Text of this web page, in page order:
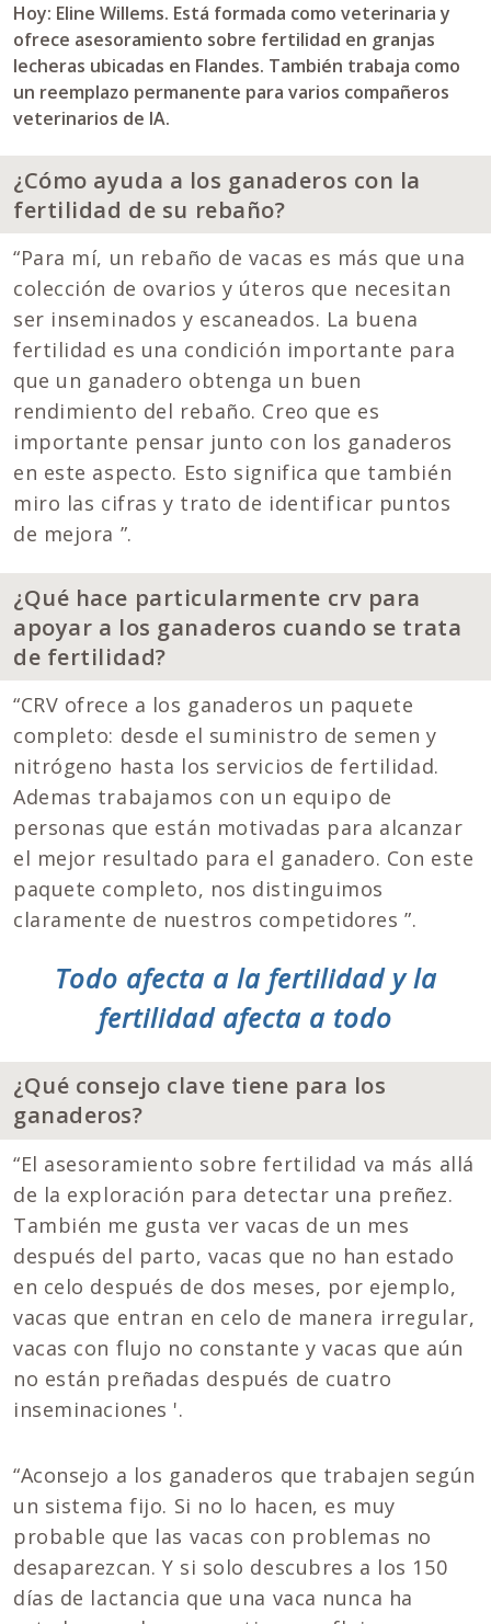
Hoy: Eline Willems. Está formada como veterinaria y
ofrece asesoramiento sobre fertilidad en granjas
lecheras ubicadas en Flandes. También trabaja como
un reemplazo permanente para varios compañeros
veterinarios de IA.
¿Cómo ayuda a los ganaderos con la
fertilidad de su rebaño?
“Para mí, un rebaño de vacas es más que una
colección de ovarios y úteros que necesitan
ser inseminados y escaneados. La buena
fertilidad es una condición importante para
que un ganadero obtenga un buen
rendimiento del rebaño. Creo que es
importante pensar junto con los ganaderos
en este aspecto. Esto significa que también
miro las cifras y trato de identificar puntos
de mejora ”.
¿Qué hace particularmente crv para
apoyar a los ganaderos cuando se trata
de fertilidad?
“CRV ofrece a los ganaderos un paquete
completo: desde el suministro de semen y
nitrógeno hasta los servicios de fertilidad.
Ademas trabajamos con un equipo de
personas que están motivadas para alcanzar
el mejor resultado para el ganadero. Con este
paquete completo, nos distinguimos
claramente de nuestros competidores ”.
Todo afecta a la fertilidad y la
fertilidad afecta a todo
¿Qué consejo clave tiene para los
ganaderos?
“El asesoramiento sobre fertilidad va más allá
de la exploración para detectar una preñez.
También me gusta ver vacas de un mes
después del parto, vacas que no han estado
en celo después de dos meses, por ejemplo,
vacas que entran en celo de manera irregular,
vacas con flujo no constante y vacas que aún
no están preñadas después de cuatro
inseminaciones '.
“Aconsejo a los ganaderos que trabajen según
un sistema fijo. Si no lo hacen, es muy
probable que las vacas con problemas no
desaparezcan. Y si solo descubres a los 150
días de lactancia que una vaca nunca ha